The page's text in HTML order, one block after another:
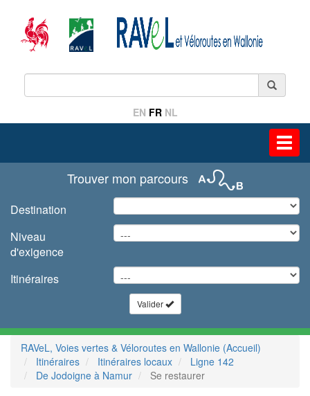
EN FR NL
Trouver mon parcours
Destination
Niveau
d'exigence
Itinéraires
Valider
RAVeL, Voies vertes & Véloroutes en Wallonie (Accueil)
Itinéraires
Itinéraires locaux
Ligne 142
De Jodoigne à Namur
Se restaurer